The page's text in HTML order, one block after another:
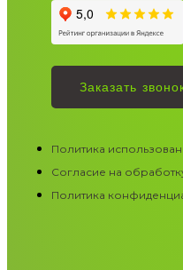
Заказать
Политика
Согласие на
Политика